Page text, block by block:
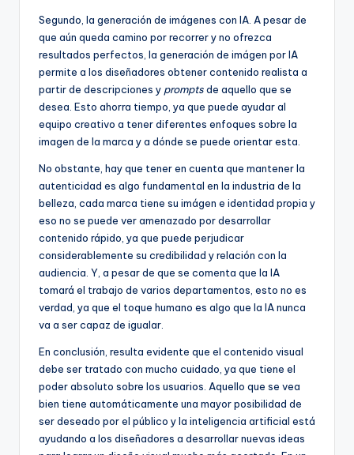
Segundo, la generación de imágenes con IA. A pesar de
que aún queda camino por recorrer y no ofrezca
resultados perfectos, la generación de imágen por IA
permite a los diseñadores obtener contenido realista a
partir de descripciones y promptsde aquello que se
desea. Esto ahorra tiempo, ya que puede ayudar al
equipo creativo a tener diferentes enfoques sobre la
imagen de la marca y a dónde se puede orientar esta.
No obstante, hay que tener en cuenta que mantener la
autenticidad es algo fundamental en la industria de la
belleza, cada marca tiene su imágen e identidad propia y
eso no se puede ver amenazado por desarrollar
contenido rápido, ya que puede perjudicar
considerablemente su credibilidad y relación con la
audiencia. Y, a pesar de que se comenta que la IA
tomará el trabajo de varios departamentos, esto no es
verdad, ya que el toque humano es algo que la IA nunca
va a ser capaz de igualar.
En conclusión, resulta evidente que el contenido visual
debe ser tratado con mucho cuidado, ya que tiene el
poder absoluto sobre los usuarios. Aquello que se vea
bien tiene automáticamente una mayor posibilidad de
ser deseado por el público y la inteligencia artificial está
ayudando a los diseñadores a desarrollar nuevas ideas